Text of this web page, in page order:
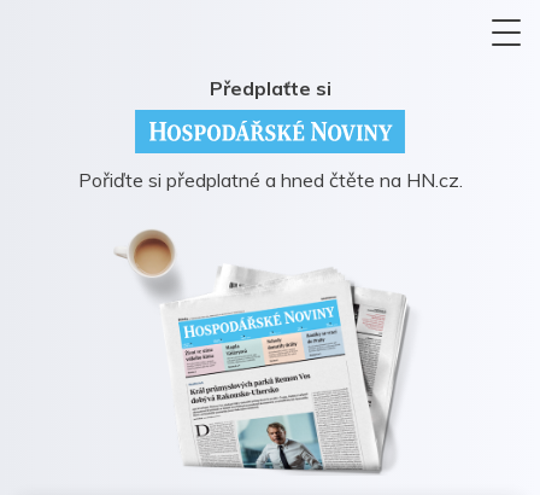
Předplaťte si
Pořiďte si předplatné a hned čtěte na HN.cz.